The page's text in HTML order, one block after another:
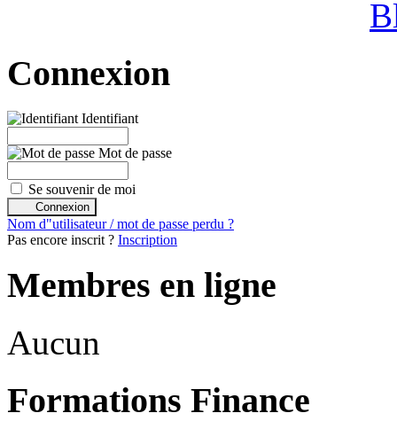
Connexion
Identifiant
Mot de passe
Se souvenir de moi
Nom d"utilisateur / mot de passe perdu ?
Pas encore inscrit ? Inscription
Membres en ligne
Aucun
Formations Finance